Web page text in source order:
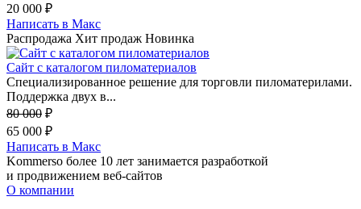
20 000 ₽
Написать в Макс
Распродажа Хит продаж Новинка
Сайт с каталогом пиломатериалов
Специализированное решение для торговли пиломатерилами.
Поддержка двух в...
80 000 ₽
65 000 ₽
Написать в Макс
Kommerso более 10 лет занимается разработкой
и продвижением веб-сайтов
О компании